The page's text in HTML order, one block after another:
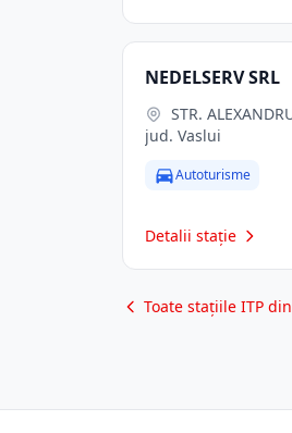
NEDELSERV SRL
jud. Vaslui
Autoturisme
Detalii stație
Toate stațiile ITP